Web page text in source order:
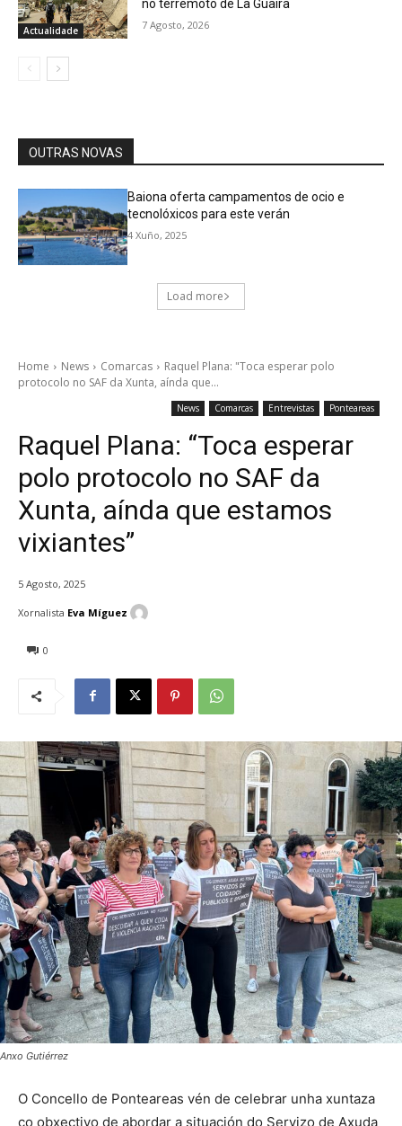
Actualidade
no terremoto de La Guaira
7 Agosto, 2026
OUTRAS NOVAS
Baiona oferta campamentos de ocio e
tecnolóxicos para este verán
4 Xuño, 2025
Load more